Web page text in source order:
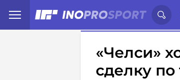
Иностранцы о спорте
«Челси»
сделку